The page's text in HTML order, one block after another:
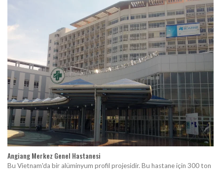
Angiang Merkez Genel Hastanesi
Bu Vietnam'da bir alüminyum profil projesidir. Bu hastane için 300 ton